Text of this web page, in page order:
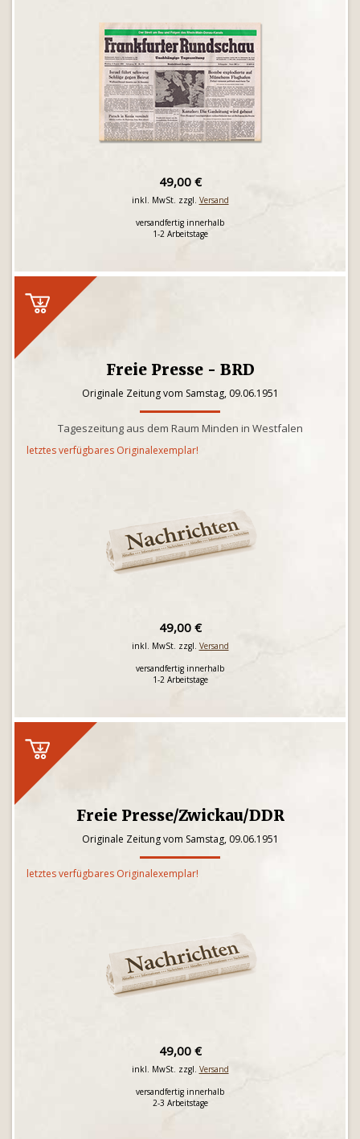
49,00 €
inkl. MwSt. zzgl. Versand
versandfertig innerhalb
1-2 Arbeitstage
Freie Presse - BRD
Originale Zeitung vom Samstag, 09.06.1951
Tageszeitung aus dem Raum Minden in Westfalen
letztes verfügbares Originalexemplar!
49,00 €
inkl. MwSt. zzgl. Versand
versandfertig innerhalb
1-2 Arbeitstage
Freie Presse/Zwickau/DDR
Originale Zeitung vom Samstag, 09.06.1951
letztes verfügbares Originalexemplar!
49,00 €
inkl. MwSt. zzgl. Versand
versandfertig innerhalb
2-3 Arbeitstage